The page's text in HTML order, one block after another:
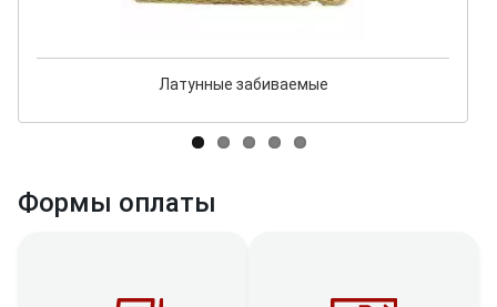
Латунные забиваемые
Формы оплаты